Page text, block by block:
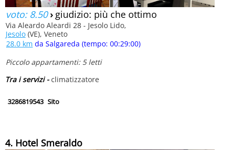
voto: 8.50› giudizio: più che ottimo
Via Aleardo Aleardi 28 - Jesolo Lido,
Jesolo (VE), Veneto
28.0 km da Salgareda (tempo: 00:29:00)
Piccolo appartamenti: 5 letti
Tra i servizi -climatizzatore
3286819543 Sito
4. Hotel Smeraldo